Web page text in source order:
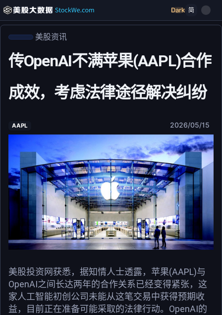
Dark 简
美股资讯
传OpenAI不满苹果(AAPL)合作
成效，考虑法律途径解决纠纷
AAPL 2026/05/15
美股投资网获悉，据知情人士透露，苹果(AAPL)与
OpenAI之间长达两年的合作关系已经变得紧张，这
家人工智能初创公司未能从这笔交易中获得预期收
益，目前正在准备可能采取的法律行动。OpenAI的